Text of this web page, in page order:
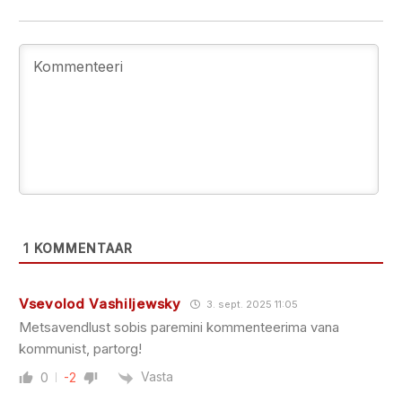
1 KOMMENTAAR
Vsevolod Vashiljewsky 3. sept. 2025 11:05
Metsavendlust sobis paremini kommenteerima vana
kommunist, partorg!
0 -2 Vasta